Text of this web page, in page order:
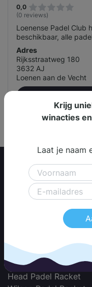
0,0
(0 reviews)
Loenense Padel Club
beschikbaar, alle
Adres
Rijksstraatweg 180
3632 AJ
Loenen aan de Vecht
Krijg
winacties
Laat je naam
Padel Racket Merken
Adidas Padel Racket
Babolat Padel Racket
Black Crown Padel
Dunlop Padel Racket
Dutch Padel Racket
Head Padel Racket